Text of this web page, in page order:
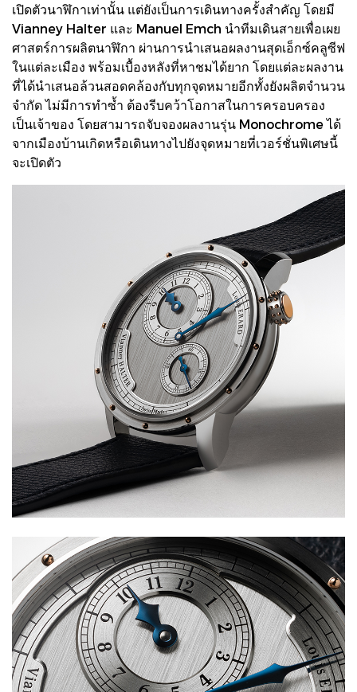
เปิดตัวนาฬิกาเท่านั้น แต่ยังเป็นการเดินทางครั้งสำคัญ โดยมี
Vianney Halter และ Manuel Emch นำทีมเดินสายเพื่อเผย
ศาสตร์การผลิตนาฬิกา ผ่านการนำเสนอผลงานสุดเอ็กซ์คลูซีฟ
ในแต่ละเมือง พร้อมเบื้องหลังที่หาชมได้ยาก โดยแต่ละผลงาน
ที่ได้นำเสนอล้วนสอดคล้องกับทุกจุดหมายอีกทั้งยังผลิตจำนวน
จำกัด ไม่มีการทำซ้ำ ต้องรีบคว้าโอกาสในการครอบครอง
เป็นเจ้าของ โดยสามารถจับจองผลงานรุ่น Monochrome ได้
จากเมืองบ้านเกิดหรือเดินทางไปยังจุดหมายที่เวอร์ชั่นพิเศษนี้
จะเปิดตัว